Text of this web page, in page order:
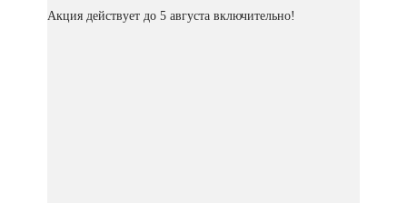
Акция действует до 5 августа включительно!